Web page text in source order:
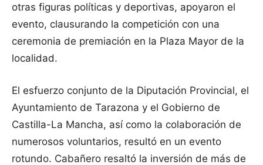
otras figuras políticas y deportivas, apoyaron el
evento, clausurando la competición con una
ceremonia de premiación en la Plaza Mayor de la
localidad.
El esfuerzo conjunto de la Diputación Provincial, el
Ayuntamiento de Tarazona y el Gobierno de
Castilla-La Mancha, así como la colaboración de
numerosos voluntarios, resultó en un evento
rotundo. Cabañero resaltó la inversión de más de